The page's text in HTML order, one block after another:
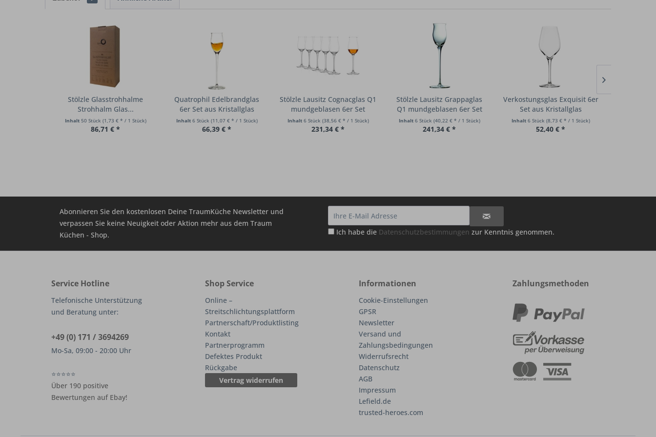
Stölzle Glasstrohhalme
Strohhalm Glas...
Inhalt 50 Stück (1,73 € * / 1 Stück)
86,71 € *
Quatrophil Edelbrandglas
6er Set aus Kristallglas
Inhalt 6 Stück (11,07 € * / 1 Stück)
66,39 € *
Stölzle Lausitz Cognacglas Q1
mundgeblasen 6er Set
Inhalt 6 Stück (38,56 € * / 1 Stück)
231,34 € *
Stölzle Lausitz Grappaglas
Q1 mundgeblasen 6er Set
Inhalt 6 Stück (40,22 € * / 1 Stück)
241,34 € *
Verkostungsglas Exquisit 6er
Set aus Kristallglas
Inhalt 6 Stück (8,73 € * / 1 Stück)
52,40 € *
Abonnieren Sie den kostenlosen Deine TraumKüche Newsletter und
verpassen Sie keine Neuigkeit oder Aktion mehr aus dem Traum
Küchen - Shop.
Ich habe die Datenschutzbestimmungen zur Kenntnis genommen.
Service Hotline
Telefonische Unterstützung
und Beratung unter:
+49 (0) 171 / 3694269
Mo-Sa, 09:00 - 20:00 Uhr
⭐⭐⭐⭐⭐
Über 190 positive
Bewertungen auf Ebay!
Shop Service
Online –
Streitschlichtungsplattform
Partnerschaft/Produktlisting
Kontakt
Partnerprogramm
Defektes Produkt
Rückgabe
Vertrag widerrufen
Informationen
Cookie-Einstellungen
GPSR
Newsletter
Versand und
Zahlungsbedingungen
Widerrufsrecht
Datenschutz
AGB
Impressum
Lefield.de
trusted-heroes.com
Zahlungsmethoden